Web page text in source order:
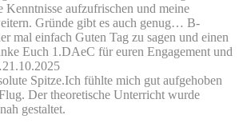
Kenntnisse aufzufrischen und meine
Gründe gibt es auch genug… B-
mal einfach Guten Tag zu sagen und einen
Euch 1.DAeC für euren Engagement und
Spitze.Ich fühlte mich gut aufgehoben
Der theoretische Unterricht wurde
gestaltet.